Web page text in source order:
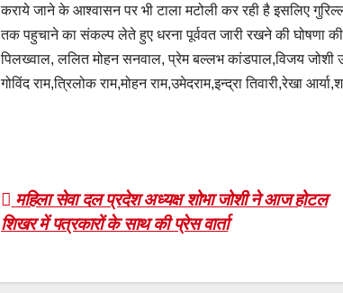
कराये जाने के आश्वासन पर भी टाला मटोली कर रही है इसलिए
तक पहुचाने का संकल्प लेते हुए धरना पूर्ववत जारी रखने की घोषणा
पिलख्वाल, ललित मोहन सनवाल, प्रेम बल्लभ कांडपाल,विजय जोशी
गोविंद राम,त्रिलोक राम,मोहन राम,उमेदराम,इन्द्रा तिवारी,रेखा
Post
navigation
महिला सेवा दल प्रदेश अध्यक्ष शोभा जोशी ने आज होटल
शिखर में पत्रकारों के साथ की प्रेस वार्ता